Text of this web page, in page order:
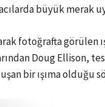
büyük merak
fotoğrafta görülen
Doug Ellison,
bir ışıma olduğu